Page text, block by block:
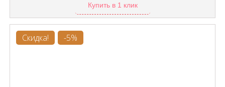
Купить в 1 клик
Скидка! -5%